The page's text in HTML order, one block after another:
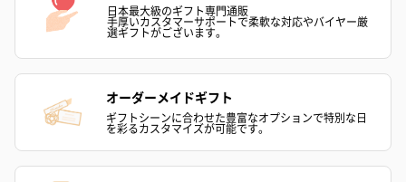
ドライフラワー・プリザーブドフラワー
自然のお花で作ったドライフラワー・プリザーブドフラワーを同
梱します。
一部花材が写真と異なる場合がございます。予めご了承くださ
い。パッケージに入れてお届けします。
日本最大級のギフト専門通販
手厚いカスタマーサポートで柔軟な対応やバイヤー厳
選ギフトがございます。
オーダーメイドギフト
ギフトシーンに合わせた豊富なオプションで特別な日
を彩るカスタマイズが可能です。